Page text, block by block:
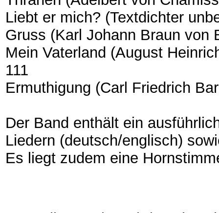
Liebt er mich? (Textdichter
Gruss (Karl Johann Braun von
Mein Vaterland (August
111
Ermuthigung (Carl Friedrich
Der Band enthält ein
Liedern (deutsch/englisch)
Es liegt zudem eine